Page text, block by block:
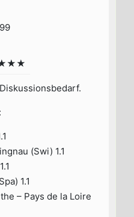
(Swi) 1.1
1.1
– Pays de la Loire